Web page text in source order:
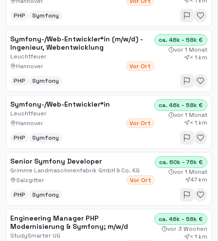
PHP
Symfony
Symfony-/Web-Entwickler*in (m/w/d) -
Ingenieur, Webentwicklung
Leuchtfeuer
Hannover
Vor Ort
ca. 46k - 58k €
vor 1 Monat
< 1 km
PHP Symfony
Symfony-/Web-Entwickler*in
Leuchtfeuer
Hannover
Vor Ort
ca. 46k - 58k €
vor 1 Monat
< 1 km
PHP
Symfony
Senior Symfony Developer
Grimme Landmaschinenfabrik GmbH & Co. KG
Salzgitter
Vor Ort
ca. 60k - 76k €
vor 1 Monat
47 km
PHP
Symfony
Engineering Manager PHP
Modernisierung & Symfony; m​/w​/d
StudySmarter UG
ca. 46k - 58k €
vor 3 Wochen
< 1 km